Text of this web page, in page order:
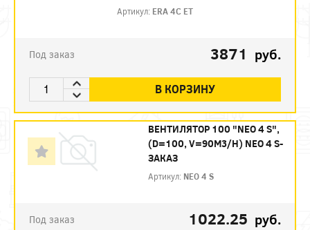
Артикул: ERA 4С ЕТ
Под заказ 3871 руб.
В КОРЗИНУ
ВЕНТИЛЯТОР 100 "NEO 4 S",
(D=100, V=90M3/H) NEO 4 S-
ЗАКАЗ
Артикул: NEO 4 S
Под заказ 1022.25 руб.